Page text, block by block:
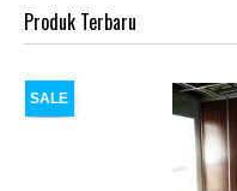
Produk Terbaru